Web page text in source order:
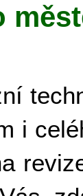
i